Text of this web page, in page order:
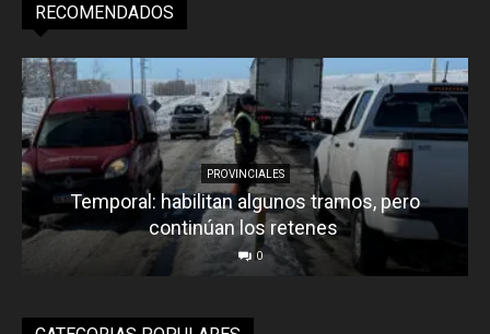
RECOMENDADOS
PROVINCIALES
Temporal: habilitan algunos tramos, pero
continúan los retenes
0